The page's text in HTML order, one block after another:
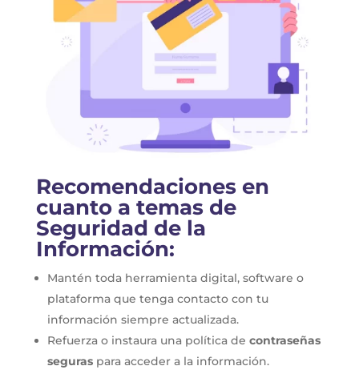
Recomendaciones en
cuanto a temas de
Seguridad de la
Información:
Mantén toda herramienta digital, software o
plataforma que tenga contacto con tu
información siempre actualizada.
Refuerza o instaura una política de contraseñas
seguraspara acceder a la información.